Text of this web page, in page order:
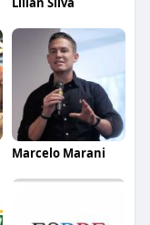
Marcelo Marani